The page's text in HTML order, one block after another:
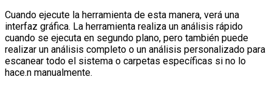
Cuando ejecute la herramienta de esta manera, verá una
interfaz gráfica. La herramienta realiza un análisis rápido
cuando se ejecuta en segundo plano, pero también puede
realizar un análisis completo o un análisis personalizado para
escanear todo el sistema o carpetas específicas si no lo
hace.n manualmente.